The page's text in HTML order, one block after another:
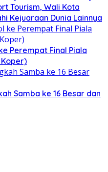
Tourism, Wali Kota
Kejuaraan Dunia Lainnya
Perempat Final Piala
Samba ke 16 Besar dan